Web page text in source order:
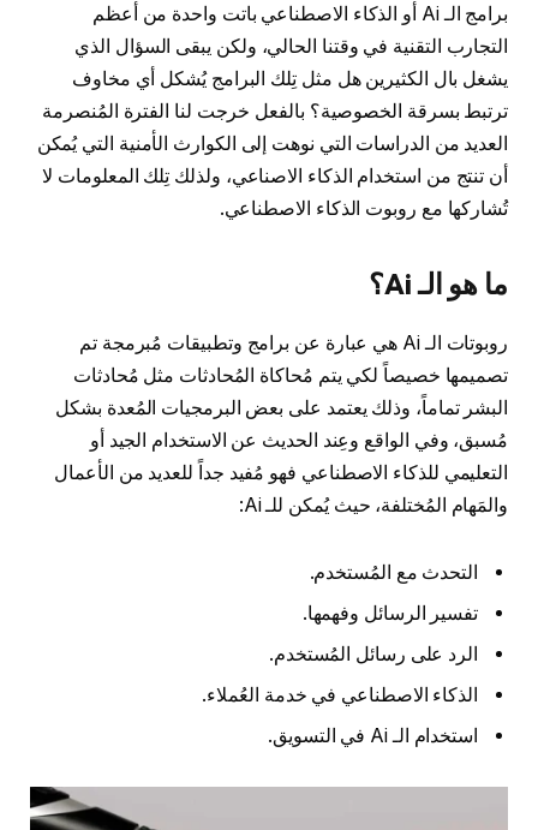
برامج الـ Ai أو الذكاء الاصطناعي باتت واحدة من أعظم
التجارب التقنية في وقتنا الحالي، ولكن يبقى السؤال الذي
يشغل بال الكثيرين هل مثل تِلك البرامج يُشكل أي مخاوف
ترتبط بسرقة الخصوصية؟ بالفعل خرجت لنا الفترة المُنصرمة
العديد من الدراسات التي نوهت إلى الكوارث الأمنية التي يُمكن
أن تنتج من استخدام الذكاء الاصناعي، ولذلك تِلك المعلومات لا
تُشاركها مع روبوت الذكاء الاصطناعي.
ما هو الـ Ai؟
روبوتات الـ Ai هي عبارة عن برامج وتطبيقات مُبرمجة تم
تصميمها خصيصاً لكي يتم مُحاكاة المُحادثات مثل مُحادثات
البشر تماماً، وذلك يعتمد على بعض البرمجيات المُعدة بشكل
مُسبق، وفي الواقع وعِند الحديث عن الاستخدام الجيد أو
التعليمي للذكاء الاصطناعي فهو مُفيد جداً للعديد من الأعمال
والمَهام المُختلفة، حيث يُمكن للـ Ai:
التحدث مع المُستخدم.
تفسير الرسائل وفهمها.
الرد على رسائل المُستخدم.
الذكاء الاصطناعي في خدمة العُملاء.
استخدام الـ Ai في التسويق.